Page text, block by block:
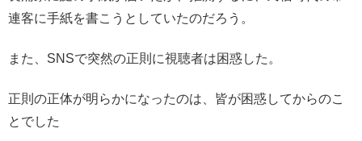
連客に手紙を書こうとしていたのだろう。
また、SNSで突然の正則に視聴者は困惑した。
正則の正体が明らかになったのは、皆が困惑してからのこ
とでした